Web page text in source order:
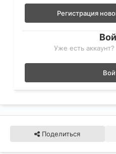
Регистрация
Уже есть
Поделиться